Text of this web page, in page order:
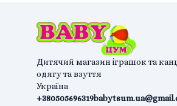
Дитячий магазин іграшок та
одягу та взуття
Україна
+380505696319